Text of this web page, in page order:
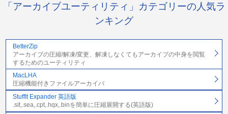
「アーカイブユーティリティ」カテゴリーの人気ラ
ンキング
BetterZip
アーカイブの圧縮/解凍/変更、解凍しなくてもアーカイブの中身を閲覧
するためのユーティリティ
MacLHA
圧縮機能付きファイルアーカイバ
StuffIt Expander 英語版
.sit,.sea,.cpt,.hqx,.binを簡単に圧縮展開する(英語版)